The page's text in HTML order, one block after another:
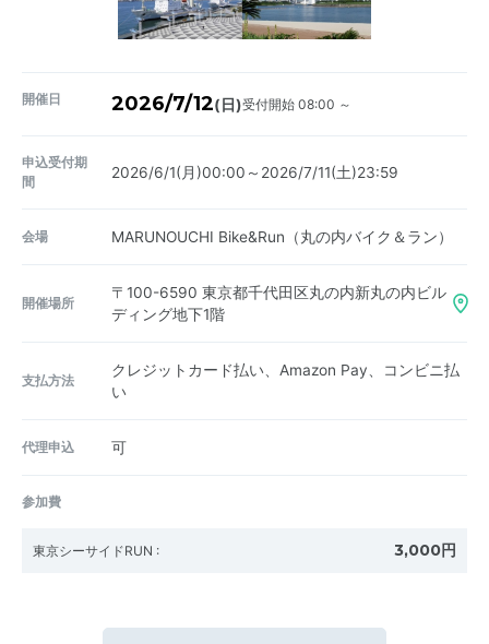
開催日 2026/7/12(日)受付開始 08:00 ～
申込受付期
間
2026/6/1(月)00:00～2026/7/11(土)23:59
会場 MARUNOUCHI Bike&Run（丸の内バイク＆ラン）
開催場所
〒100-6590 東京都千代田区丸の内新丸の内ビル
ディング地下1階
支払方法
クレジットカード払い、Amazon Pay、コンビニ払
い
代理申込 可
参加費
東京シーサイドRUN : 3,000円